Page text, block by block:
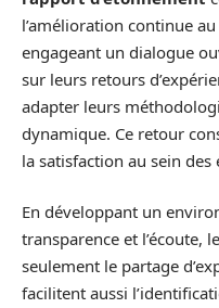
l’amélioration continue
engageant un dialogue
sur leurs retours
adapter leurs
dynamique. Ce retour
la satisfaction au sein des
En développant un
transparence et l’écoute,
seulement le partage
facilitent aussi